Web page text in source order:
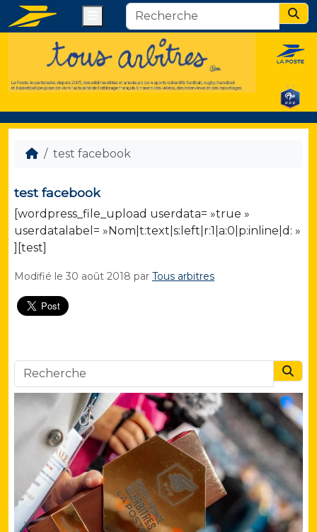
test facebook
test facebook
[wordpress_file_upload userdata= »true »
userdatalabel= »Nom|t:text|s:left|r:1|a:0|p:inline|d: »
][test]
Modifié le 30 août 2018 par Tous arbitres